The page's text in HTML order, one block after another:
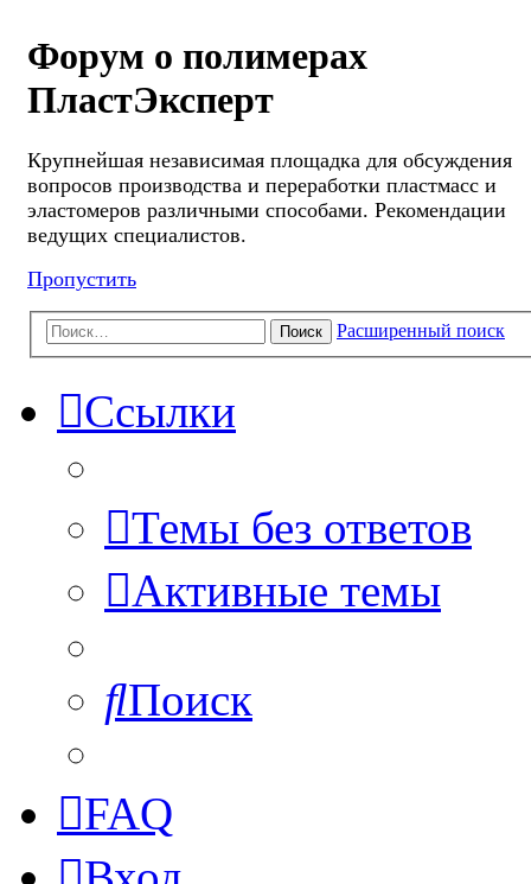
Форум о полимерах
ПластЭксперт
Крупнейшая независимая площадка для обсуждения
вопросов производства и переработки пластмасс и
эластомеров различными способами. Рекомендации
ведущих специалистов.
Пропустить
Поиск Расширенный поиск
Ссылки
Темы без ответов
Активные темы
Поиск
FAQ